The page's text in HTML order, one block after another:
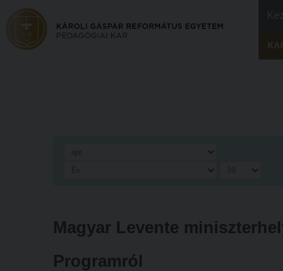
Magyar Levente
Programról